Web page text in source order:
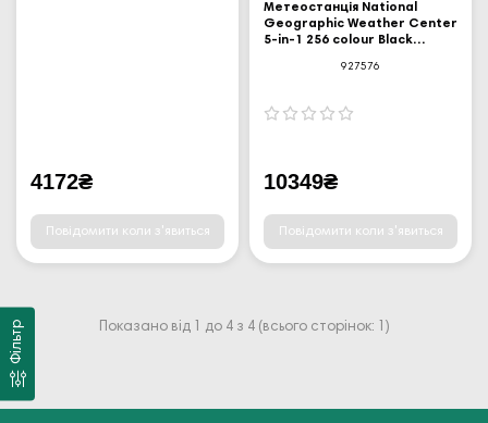
Фільтр
4172₴
Повідомити коли з'явиться
Метеостанція National
Geographic Weather Center
5-in-1 256 colour Black
927576
10349₴
Повідомити коли з'явиться
Показано від 1 до 4 з 4 (всього сторінок: 1)